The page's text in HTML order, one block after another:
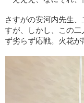
さすがの安河内先生
すが、しかし、この
ず劣らず応戦。火花